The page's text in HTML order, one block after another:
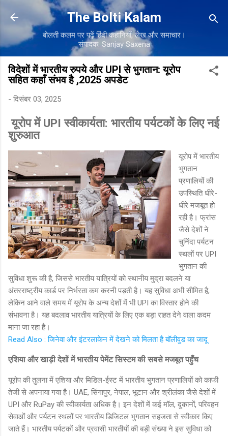
सीधे मुख्य सामग्री पर जाएं
The Bolti Kalam
बोलती कलम पर पढ़ें हिंदी कहानियाँ, लेख और समाचार।
संपादक: Sanjay Saxena
विदेशों में भारतीय रुपये और UPI से भुगतान: यूरोप
सहित कहाँ संभव है ,2025 अपडेट
- दिसंबर 03, 2025
यूरोप में UPI स्वीकार्यता: भारतीय पर्यटकों के लिए नई
शुरुआत
यूरोप में भारतीय
भुगतान
प्रणालियों की
उपस्थिति धीरे-
धीरे मजबूत हो
रही है। फ्रांस
जैसे देशों ने
चुनिंदा पर्यटन
स्थलों पर UPI
भुगतान की
सुविधा शुरू की है, जिससे भारतीय यात्रियों को स्थानीय मुद्रा बदलने या
अंतरराष्ट्रीय कार्ड पर निर्भरता कम करनी पड़ती है। यह सुविधा अभी सीमित है,
लेकिन आने वाले समय में यूरोप के अन्य देशों में भी UPI का विस्तार होने की
संभावना है। यह बदलाव भारतीय यात्रियों के लिए एक बड़ा राहत देने वाला कदम
माना जा रहा है।
Read Also : जिनेवा और इंटरलाकेन में देखने को मिलता है बॉलीवुड का जादू
एशिया और खाड़ी देशों में भारतीय पेमेंट सिस्टम की सबसे मजबूत पहुँच
यूरोप की तुलना में एशिया और मिडिल-ईस्ट में भारतीय भुगतान प्रणालियों को काफी
तेजी से अपनाया गया है। UAE, सिंगापुर, नेपाल, भूटान और श्रीलंका जैसे देशों में
UPI और RuPay की स्वीकार्यता अधिक है। इन देशों में कई मॉल, दुकानों, परिवहन
सेवाओं और पर्यटन स्थलों पर भारतीय डिजिटल भुगतान सहजता से स्वीकार किए
जाते हैं। भारतीय पर्यटकों और प्रवासी भारतीयों की बड़ी संख्या ने इस सुविधा को